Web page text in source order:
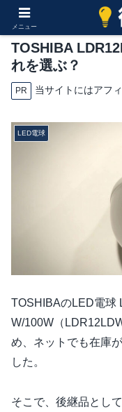
TOSHIBA
れを選ぶ？
PR 当サイトにはアフ
LED電球
TOSHIBAのLED電球
W/100W（
め、ネットでも在庫
した。
そこで、後継品とし
メニュー